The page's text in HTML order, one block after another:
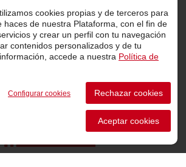
Todos los derechos reservados.
ACTIUM Digital
cookies propias y de terceros para
haces de nuestra Plataforma, con el fin de
y crear un perfil con tu navegación
contenidos personalizados y de tu
accede a nuestra Política de
Configurar cookies Rechazar cookies
Aceptar cookies